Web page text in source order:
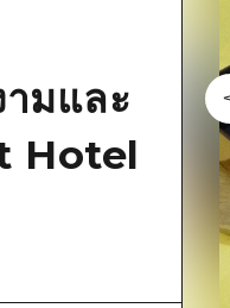
ควา
ตั๋วเ
บริก
มและ
Hotel